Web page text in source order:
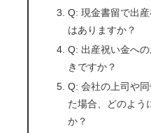
Q: 現金書留で出
はありますか？
Q: 出産祝い金へ
きですか？
Q: 会社の上司や
た場合、どのよう
か？